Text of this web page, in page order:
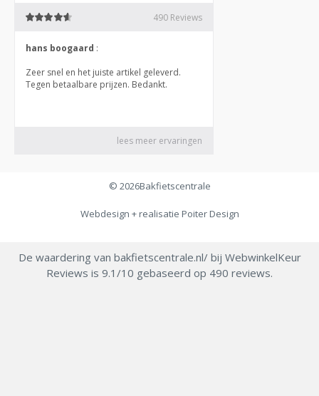
© 2026Bakfietscentrale
Webdesign + realisatie Poiter Design
De waardering van bakfietscentrale.nl/ bij WebwinkelKeur
Reviews is 9.1/10 gebaseerd op 490 reviews.